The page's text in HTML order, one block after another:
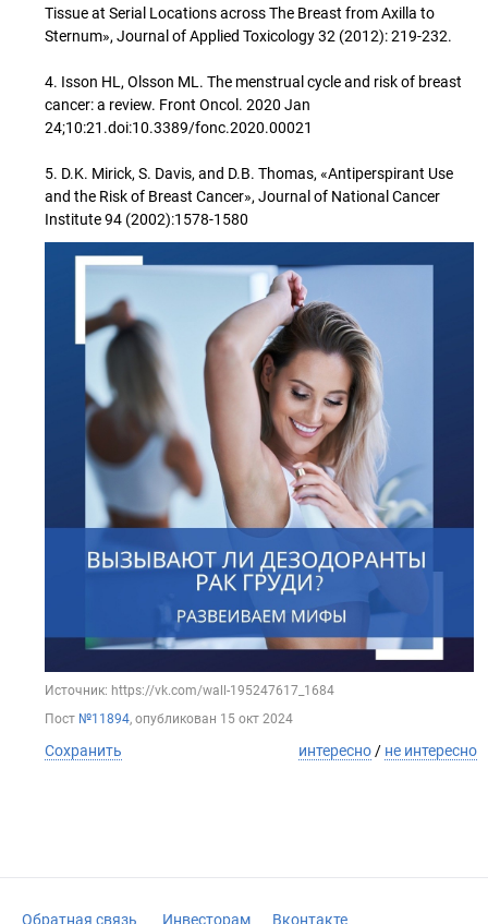
Tissue at Serial Locations across The Breast from Axilla to
Sternum», Journal of Applied Toxicology 32 (2012): 219-232.
4. Isson HL, Olsson ML. The menstrual cycle and risk of breast
cancer: a review. Front Oncol. 2020 Jan
24;10:21.doi:10.3389/fonc.2020.00021
5. D.K. Mirick, S. Davis, and D.B. Thomas, «Antiperspirant Use
and the Risk of Breast Cancer», Journal of National Cancer
Institute 94 (2002):1578-1580
Источник: https://vk.com/wall-195247617_1684
Пост №11894, опубликован 15 окт 2024
Сохранить интересно / не интересно
Обратная связь Инвесторам Вконтакте